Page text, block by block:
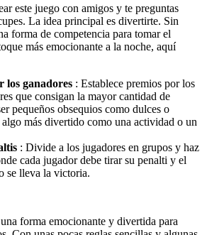
este juego con amigos y te preguntas
La idea principal es divertirte. Sin
forma de competencia para tomar el
más emocionante a la noche, aquí
los ganadores : Establece premios por los
que consigan la mayor cantidad de
pequeños obsequios como dulces o
más divertido como una actividad o un
: Divide a los jugadores en grupos y haz
cada jugador debe tirar su penalti y el
se lleva la victoria.
forma emocionante y divertida para